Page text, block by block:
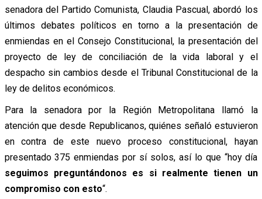
senadora del Partido Comunista, Claudia Pascual, abordó los
últimos debates políticos en torno a la presentación de
enmiendas en el Consejo Constitucional, la presentación del
proyecto de ley de conciliación de la vida laboral y el
despacho sin cambios desde el Tribunal Constitucional de la
ley de delitos económicos.
Para la senadora por la Región Metropolitana llamó la
atención que desde Republicanos, quiénes señaló estuvieron
en contra de este nuevo proceso constitucional, hayan
presentado 375 enmiendas por sí solos, así lo que “hoy día
seguimos preguntándonos es
si realmente tienen un
compromiso con esto“.